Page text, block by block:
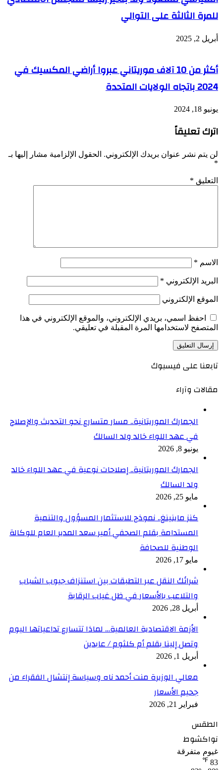
للمرة الثالثة على التوالي
أبريل 2, 2025
أكثر من 10 آلاف موريتاني عبروا أراضي المكسيك في
2024 باتجاه الولايات المتحدة
يونيو 18, 2024
اترك تعليقاً
لن يتم نشر عنوان بريدك الإلكتروني. الحقول الإلزامية مشار إليها بـ
*
التعليق *
الاسم *
البريد الإلكتروني *
الموقع الإلكتروني
احفظ اسمي، بريدي الإلكتروني، والموقع الإلكتروني في هذا
المتصفح لاستخدامها المرة المقبلة في تعليقي.
تابعنا على فيسبوك
مقالات وآراء
الجمارك الموريتانية.. مسار متسارع نحو التحديث والإصلاح
في عهد اللواء خالد ولد السالك
يونيو 8, 2026
الجمارك الموريتانية.. إصلاحات نوعية في عهد اللواء خالد
ولد السالك
مايو 25, 2026
كنز ماينينغ.. نموذج للاستثمار المسؤول والتنمية
المستدامة بقلم الصحفي أمير سعد المدير العام للوكالة
الوطنية للصحافة
مايو 17, 2026
شرائك النقل عبر التطبقات بين استنزاف جيوب الشباب
والتلاعب بالأسعار في ظل غياب الرقابة
أبريل 28, 2026
الأزمة الاقتصادية العالمية… لماذا تتسارع تداعياتها اليوم
وتصل إلينا بقلم أم كلثوم / عابدين
أبريل 1, 2026
معالي الوزيرة منت أحمد ناه وسياسة إنتشال الفقراء من
جحيم الأسعار
فبراير 21, 2026
الطقس
نواكشوط
غيوم متفرقة
83
℉